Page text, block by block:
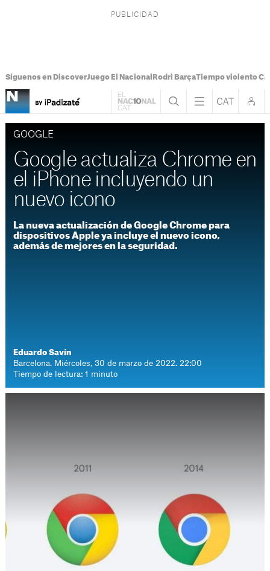
Síguenos en DiscoverJuego El Nacional Rodri BarçaTiempo violento
GOOGLE
Google actualiza Chrome en
el iPhone incluyendo un
nuevo icono
La nueva actualización de Google Chrome para
dispositivos Apple ya incluye el nuevo icono,
además de mejores en la seguridad.
Eduardo Savín
Barcelona. Miércoles, 30 de marzo de 2022. 22:00
Tiempo de lectura: 1 minuto